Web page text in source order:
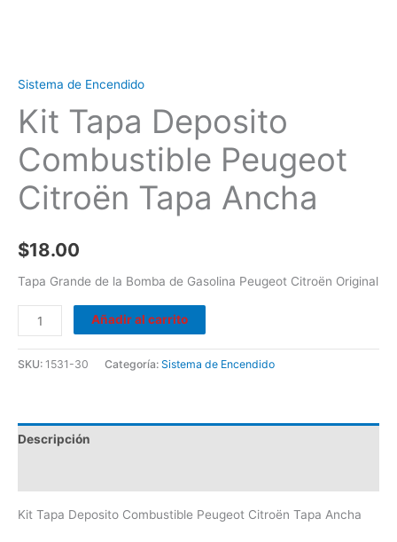
Sistema de Encendido
Kit Tapa Deposito
Combustible Peugeot
Citroën Tapa Ancha
$18.00
Tapa Grande de la Bomba de Gasolina Peugeot Citroën Original
Añadir al carrito
SKU: 1531-30 Categoría: Sistema de Encendido
Descripción
Kit Tapa Deposito Combustible Peugeot Citroën Tapa Ancha